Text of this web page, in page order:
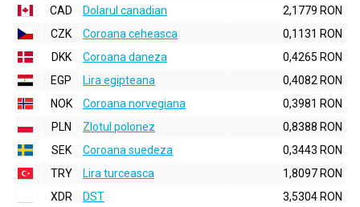
CAD
Dolarul canadian
2,1779 RON
CZK
Coroana ceheasca
0,1131 RON
DKK
Coroana daneza
0,4265 RON
EGP
Lira egipteana
0,4082 RON
NOK
Coroana norvegiana
0,3981 RON
PLN
Zlotul polonez
0,8388 RON
SEK
Coroana suedeza
0,3443 RON
TRY
Lira turceasca
1,8097 RON
XDR
DST 3,5304 RON